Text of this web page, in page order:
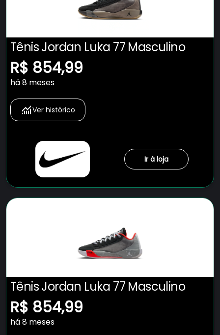
Tênis Jordan Luka 77 Masculino
R$ 854,99
há 8 meses
Ver histórico
Ir à loja
Tênis Jordan Luka 77 Masculino
R$ 854,99
há 8 meses